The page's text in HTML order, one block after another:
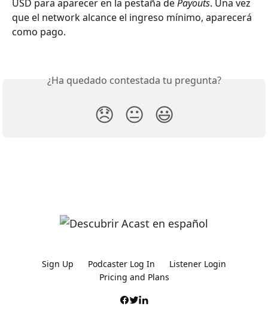
USD para aparecer en la pestaña de Payouts. Una vez
que el network alcance el ingreso mínimo, aparecerá
como pago.
¿Ha quedado contestada tu pregunta?
😞 😐 😃
Sign Up Podcaster Log In
Listener Login
Pricing and Plans